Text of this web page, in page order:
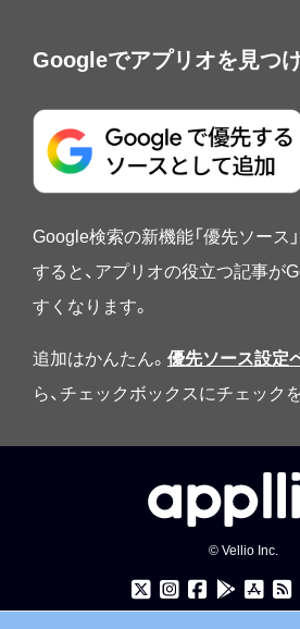
Googleでアプリオを見つ
Google検索の新機能「優先ソース
すると、アプリオの役立つ記事が
すくなります。
追加はかんたん。 優先ソース設定
ら、チェックボックスにチェック
© Vellio Inc.